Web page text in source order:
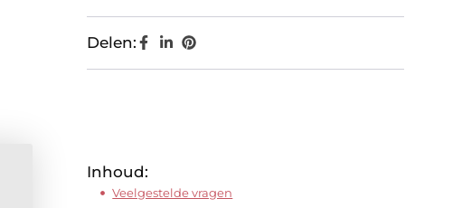
Delen:
Inhoud:
Veelgestelde vragen